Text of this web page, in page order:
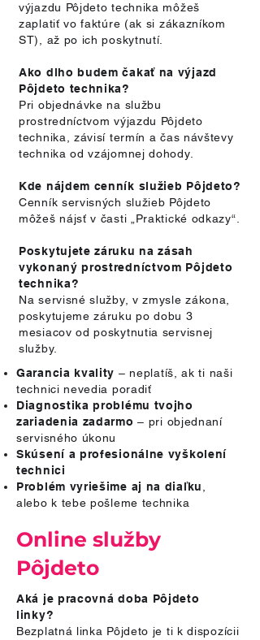
výjazdu Pôjdeto technika môžeš
zaplatiť vo faktúre (ak si zákazníkom
ST), až po ich poskytnutí.
Ako dlho budem čakať na výjazd
Pôjdeto technika?
Pri objednávke na službu
prostredníctvom výjazdu Pôjdeto
technika, závisí termín a čas návštevy
technika od vzájomnej dohody.
Kde nájdem cenník služieb Pôjdeto?
Cenník servisných služieb Pôjdeto
môžeš nájsť v časti „Praktické odkazy“.
Poskytujete záruku na zásah
vykonaný prostredníctvom Pôjdeto
technika?
Na servisné služby, v zmysle zákona,
poskytujeme záruku po dobu 3
mesiacov od poskytnutia servisnej
služby.
Garancia kvality – neplatíš, ak ti naši
technici nevedia poradiť
Diagnostika problému tvojho
zariadenia zadarmo – pri objednaní
servisného úkonu
Skúsení a profesionálne vyškolení
technici
Problém vyriešime aj na diaľku
alebo k tebe pošleme technika
Online služby
Pôjdeto
Aká je pracovná doba Pôjdeto
linky?
Bezplatná linka Pôjdeto je ti k dispozícii